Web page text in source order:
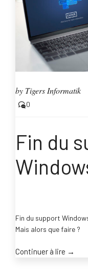
by Tigers Informatik
0
Fin du
Fin du support
Mais alors que faire ?
Continuer à lire “Fin
→